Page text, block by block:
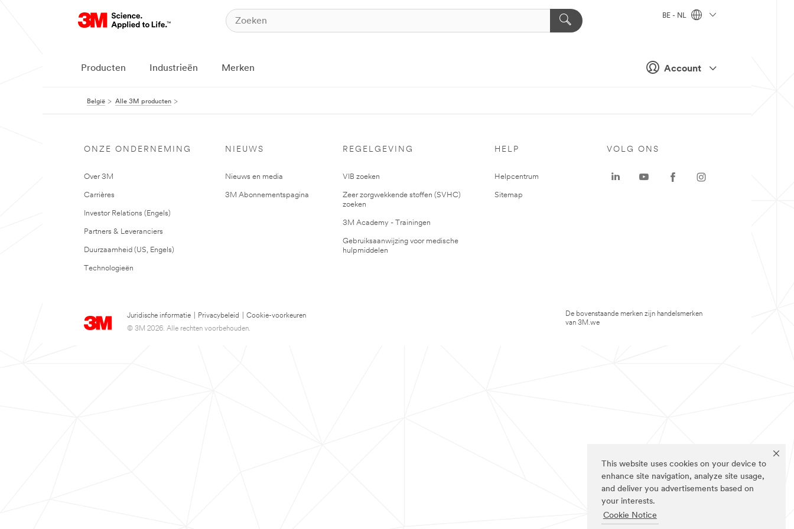
This website uses cookies on your device to
enhance site navigation, analyze site usage,
and deliver you advertisements based on
your interests.
Cookie Notice
Account
BE - NL
Producten Industrieën Merken
België Alle 3M producten
ONZE ONDERNEMING
Over 3M
Carrières
Investor Relations (Engels)
Partners & Leveranciers
Duurzaamheid (US, Engels)
Technologieën
NIEUWS
Nieuws en media
3M Abonnementspagina
REGELGEVING
VIB zoeken
Zeer zorgwekkende stoffen (SVHC)
zoeken
3M Academy - Trainingen
Gebruiksaanwijzing voor medische
hulpmiddelen
HELP
Helpcentrum
Sitemap
Juridische informatie Privacybeleid
Cookie-voorkeuren
© 3M 2026. Alle rechten voorbehouden.
VOLG ONS
De bovenstaande merken zijn handelsmerken
van 3M.we